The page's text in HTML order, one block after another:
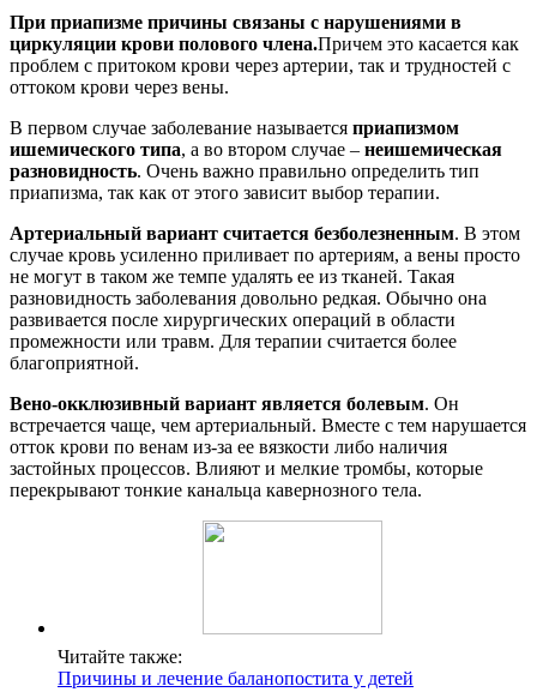
При приапизме причины связаны с нарушениями в
циркуляции крови полового члена.Причем это касается как
проблем с притоком крови через артерии, так и трудностей с
оттоком крови через вены.
В первом случае заболевание называется приапизмом
ишемического типа, а во втором случае – неишемическая
разновидность. Очень важно правильно определить тип
приапизма, так как от этого зависит выбор терапии.
Артериальный вариант считается безболезненным. В этом
случае кровь усиленно приливает по артериям, а вены просто
не могут в таком же темпе удалять ее из тканей. Такая
разновидность заболевания довольно редкая. Обычно она
развивается после хирургических операций в области
промежности или травм. Для терапии считается более
благоприятной.
Вено-окклюзивный вариант является болевым. Он
встречается чаще, чем артериальный. Вместе с тем нарушается
отток крови по венам из-за ее вязкости либо наличия
застойных процессов. Влияют и мелкие тромбы, которые
перекрывают тонкие канальца кавернозного тела.
Читайте также:
Причины и лечение баланопостита у детей